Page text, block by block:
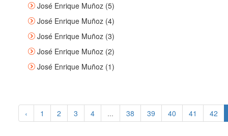
José Enrique Muñoz (5)
José Enrique Muñoz (4)
José Enrique Muñoz (3)
José Enrique Muñoz (2)
José Enrique Muñoz (1)
‹ 1 2 3 4 ... 38 39 40 41 42